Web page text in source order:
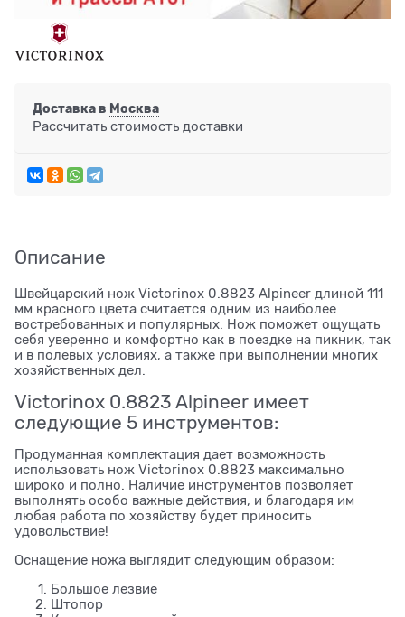
Доставка в Москва
Рассчитать стоимость доставки
Описание
Швейцарский нож Victorinox 0.8823 Alpineer длиной 111
мм красного цвета считается одним из наиболее
востребованных и популярных. Нож поможет ощущать
себя уверенно и комфортно как в поездке на пикник, так
и в полевых условиях, а также при выполнении многих
хозяйственных дел.
Victorinox 0.8823 Alpineer имеет
следующие 5 инструментов:
Продуманная комплектация дает возможность
использовать нож Victorinox 0.8823 максимально
широко и полно. Наличие инструментов позволяет
выполнять особо важные действия, и благодаря им
любая работа по хозяйству будет приносить
удовольствие!
Оснащение ножа выглядит следующим образом:
Большое лезвие
Штопор